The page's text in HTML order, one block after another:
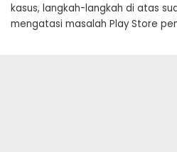
kasus, langkah-langkah di atas
mengatasi masalah Play Store